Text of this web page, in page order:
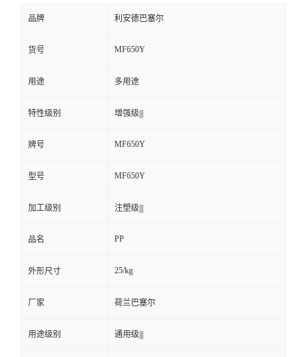
言
品牌 利安德巴塞尔
货号 MF650Y
用途 多用途
特性级别 增强级|||
牌号 MF650Y
型号 MF650Y
加工级别 注塑级|||
品名 PP
外形尺寸 25/kg
厂家 荷兰巴塞尔
用途级别 通用级|||